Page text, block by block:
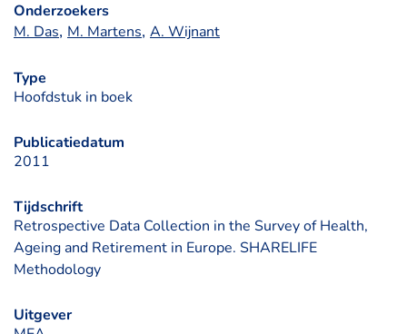
Onderzoekers
M. Das, M. Martens, A. Wijnant
Type
Hoofdstuk in boek
Publicatiedatum
2011
Tijdschrift
Retrospective Data Collection in the Survey of Health,
Ageing and Retirement in Europe. SHARELIFE
Methodology
Uitgever